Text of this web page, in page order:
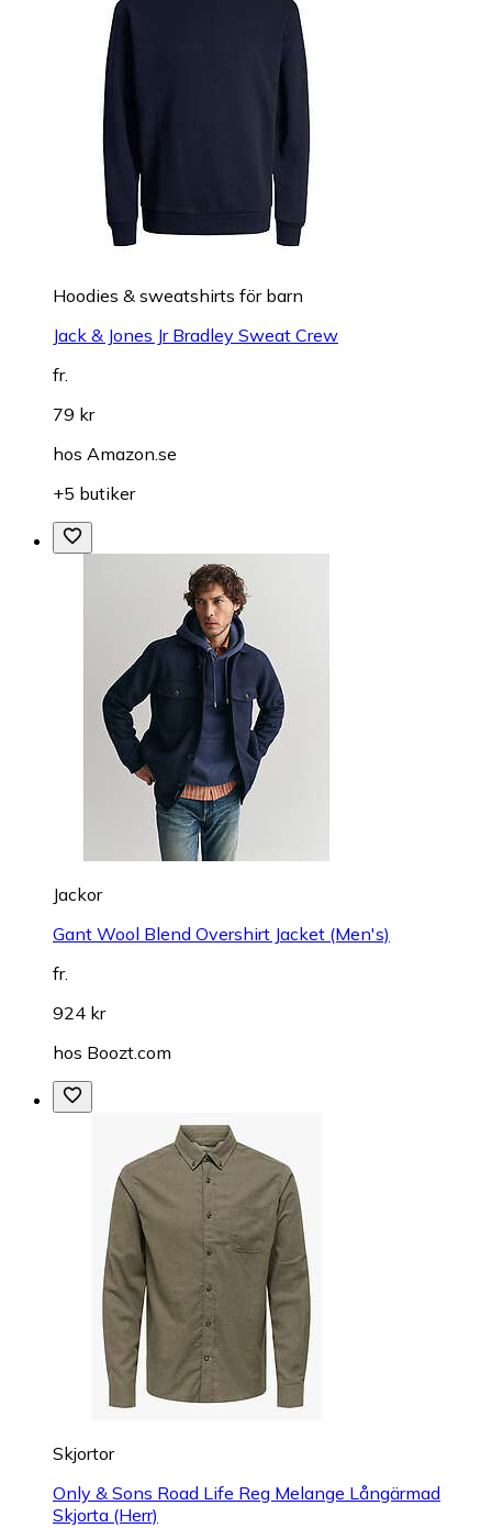
Hoodies & sweatshirts för barn
Jack & Jones Jr Bradley Sweat Crew
fr.
79 kr
hos Amazon.se
+5 butiker
Jackor
Gant Wool Blend Overshirt Jacket (Men's)
fr.
924 kr
hos Boozt.com
Skjortor
Only & Sons Road Life Reg Melange Långärmad
Skjorta (Herr)